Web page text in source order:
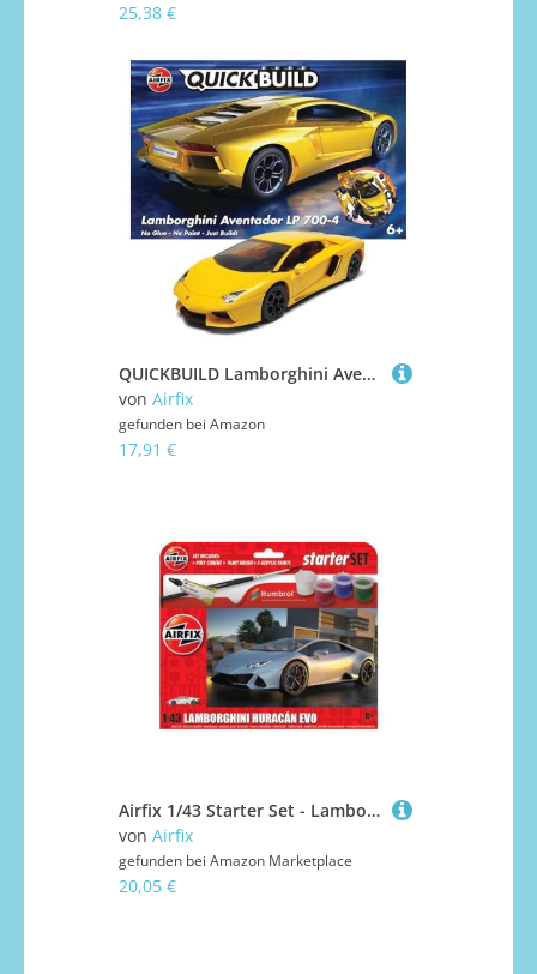
25,38 €
QUICKBUILD Lamborghini Aventador Modellbausatz, gelb
von Airfix
gefunden bei Amazon
17,91 €
Airfix 1/43 Starter Set - Lamborghini Huracan
von Airfix
gefunden bei Amazon Marketplace
20,05 €